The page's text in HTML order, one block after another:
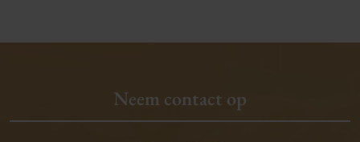
Neem contact op